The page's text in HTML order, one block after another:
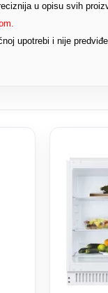
u opisu svih
upotrebi i nije